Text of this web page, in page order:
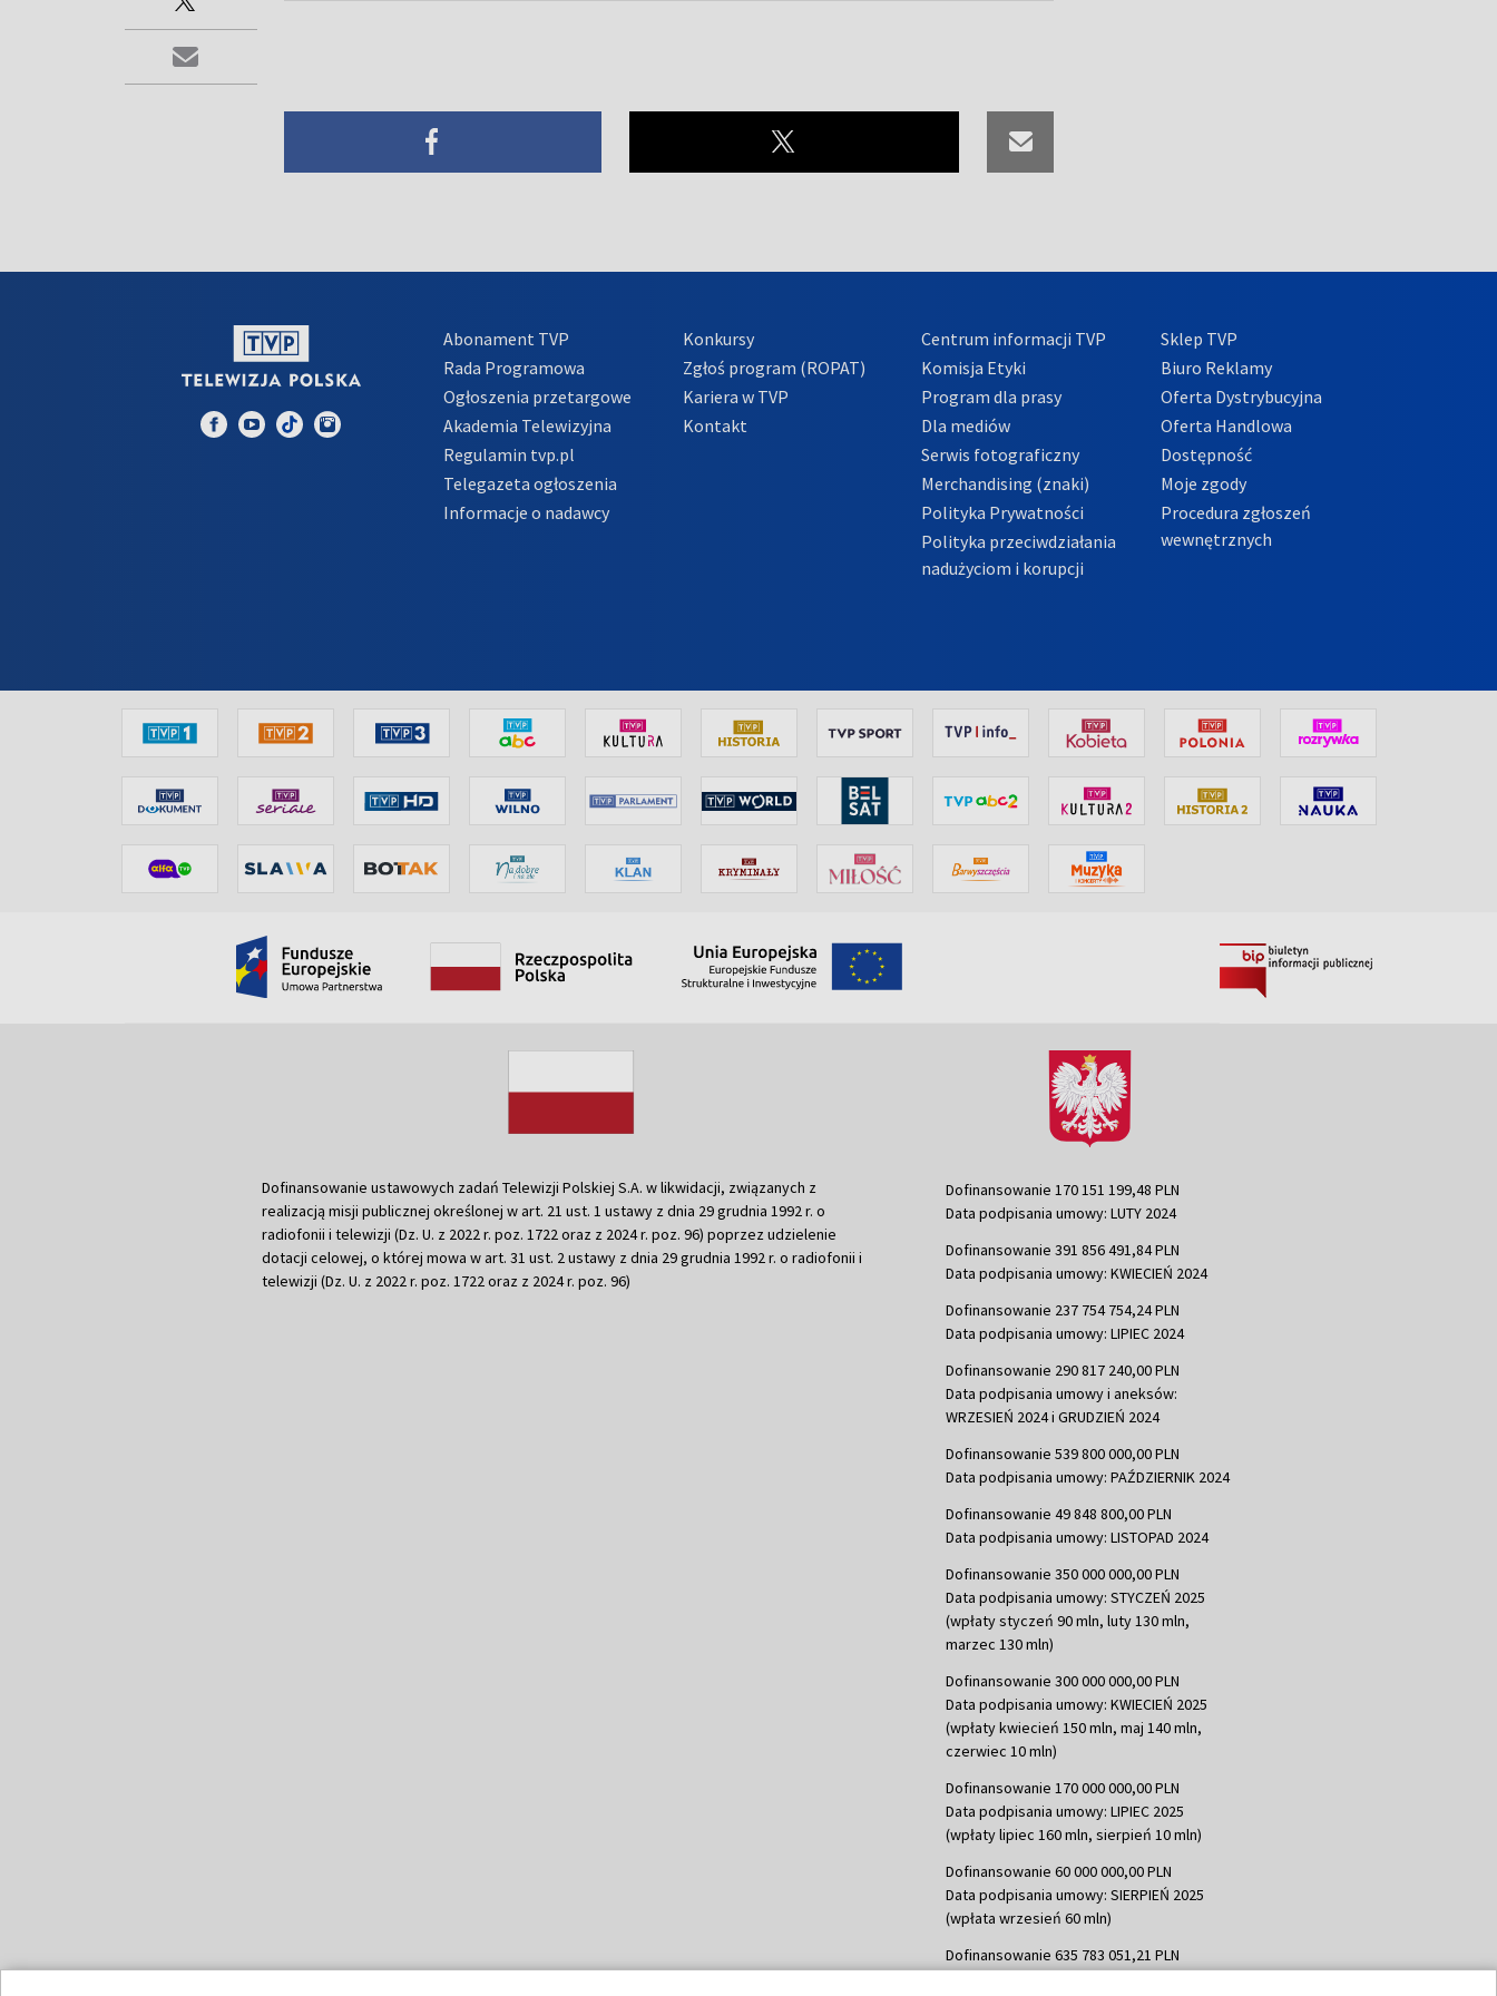
Abonament TVP
Rada Programowa
Ogłoszenia przetargowe
Akademia Telewizyjna
Regulamin tvp.pl
Telegazeta ogłoszenia
Informacje o nadawcy
Konkursy
Zgłoś program (ROPAT)
Kariera w TVP
Kontakt
Centrum informacji TVP
Komisja Etyki
Program dla prasy
Dla mediów
Serwis fotograficzny
Merchandising (znaki)
Polityka Prywatności
Polityka przeciwdziałania
nadużyciom i korupcji
Sklep TVP
Biuro Reklamy
Oferta Dystrybucyjna
Oferta Handlowa
Dostępność
Moje zgody
Procedura zgłoszeń
wewnętrznych
Dofinansowanie ustawowych zadań Telewizji Polskiej S.A. w likwidacji, związanych z
realizacją misji publicznej określonej w art. 21 ust. 1 ustawy z dnia 29 grudnia 1992 r. o
radiofonii i telewizji (Dz. U. z 2022 r. poz. 1722 oraz z 2024 r. poz. 96) poprzez udzielenie
dotacji celowej, o której mowa w art. 31 ust. 2 ustawy z dnia 29 grudnia 1992 r. o radiofonii i
telewizji (Dz. U. z 2022 r. poz. 1722 oraz z 2024 r. poz. 96)
Dofinansowanie 170 151 199,48 PLN
Data podpisania umowy: LUTY 2024
Dofinansowanie 391 856 491,84 PLN
Data podpisania umowy: KWIECIEŃ 2024
Dofinansowanie 237 754 754,24 PLN
Data podpisania umowy: LIPIEC 2024
Dofinansowanie 290 817 240,00 PLN
Data podpisania umowy i aneksów:
WRZESIEŃ 2024 i GRUDZIEŃ 2024
Dofinansowanie 539 800 000,00 PLN
Data podpisania umowy: PAŹDZIERNIK 2024
Dofinansowanie 49 848 800,00 PLN
Data podpisania umowy: LISTOPAD 2024
Dofinansowanie 350 000 000,00 PLN
Data podpisania umowy: STYCZEŃ 2025
(wpłaty styczeń 90 mln, luty 130 mln,
marzec 130 mln)
Dofinansowanie 300 000 000,00 PLN
Data podpisania umowy: KWIECIEŃ 2025
(wpłaty kwiecień 150 mln, maj 140 mln,
czerwiec 10 mln)
Dofinansowanie 170 000 000,00 PLN
Data podpisania umowy: LIPIEC 2025
(wpłaty lipiec 160 mln, sierpień 10 mln)
Dofinansowanie 60 000 000,00 PLN
Data podpisania umowy: SIERPIEŃ 2025
(wpłata wrzesień 60 mln)
Dofinansowanie 635 783 051,21 PLN